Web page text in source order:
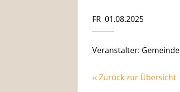
FR 01.08.2025
Veranstalter: Gemeinde
‹‹ Zurück zur Übersicht